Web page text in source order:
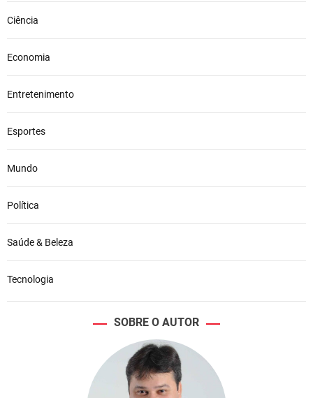
Ciência
Economia
Entretenimento
Esportes
Mundo
Política
Saúde & Beleza
Tecnologia
SOBRE O AUTOR